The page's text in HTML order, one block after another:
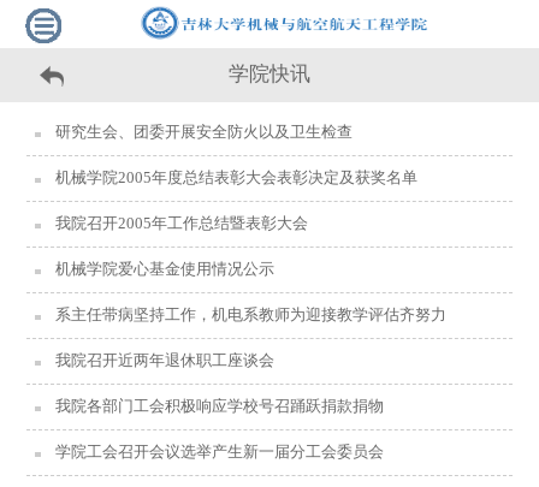
学院快讯
研究生会、团委开展安全防火以及卫生检查
机械学院2005年度总结表彰大会表彰决定及获奖名单
我院召开2005年工作总结暨表彰大会
机械学院爱心基金使用情况公示
系主任带病坚持工作，机电系教师为迎接教学评估齐努力
我院召开近两年退休职工座谈会
我院各部门工会积极响应学校号召踊跃捐款捐物
学院工会召开会议选举产生新一届分工会委员会